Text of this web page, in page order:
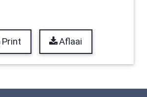
Print Aflaai